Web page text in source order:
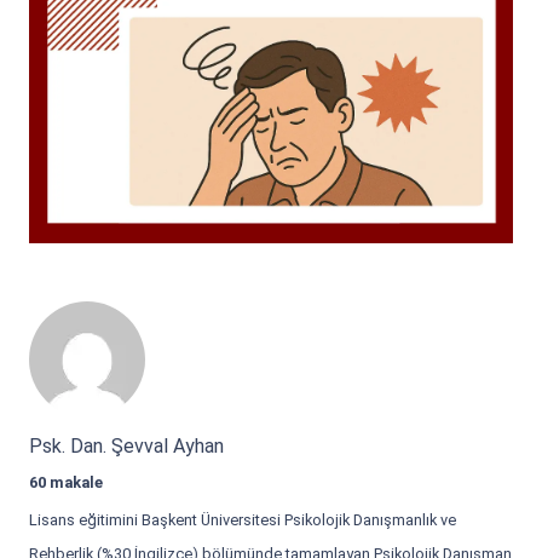
Psk. Dan. Şevval Ayhan
60 makale
Lisans eğitimini Başkent Üniversitesi Psikolojik Danışmanlık ve
Rehberlik (%30 İngilizce) bölümünde tamamlayan Psikolojik Danışman